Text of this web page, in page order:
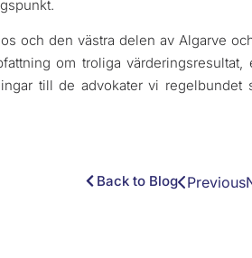
och den västra delen av Algarve
om troliga
till de advokater vi regelbundet
Back to Blog Previous